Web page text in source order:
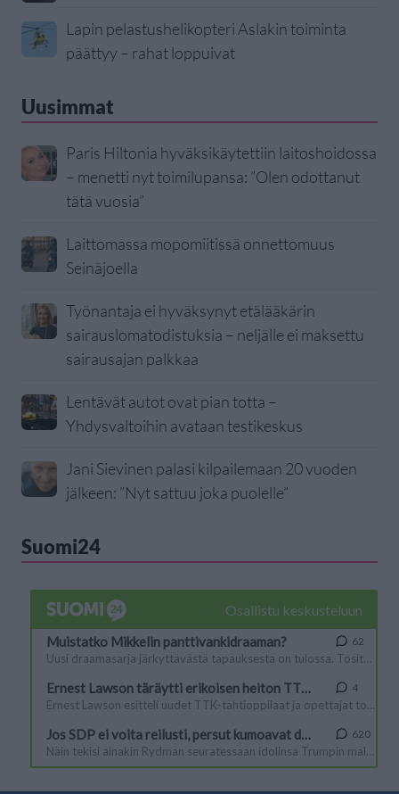
Lapin pelastushelikopteri Aslakin toiminta
päättyy – rahat loppuivat
Uusimmat
Paris Hiltonia hyväksikäytettiin laitoshoidossa
– menetti nyt toimilupansa: ”Olen odottanut
tätä vuosia”
Laittomassa mopomiitissä onnettomuus
Seinäjoella
Työnantaja ei hyväksynyt etälääkärin
sairauslomatodistuksia – neljälle ei maksettu
sairausajan palkkaa
Lentävät autot ovat pian totta –
Yhdysvaltoihin avataan testikeskus
Jani Sievinen palasi kilpailemaan 20 vuoden
jälkeen: ”Nyt sattuu joka puolelle”
Suomi24